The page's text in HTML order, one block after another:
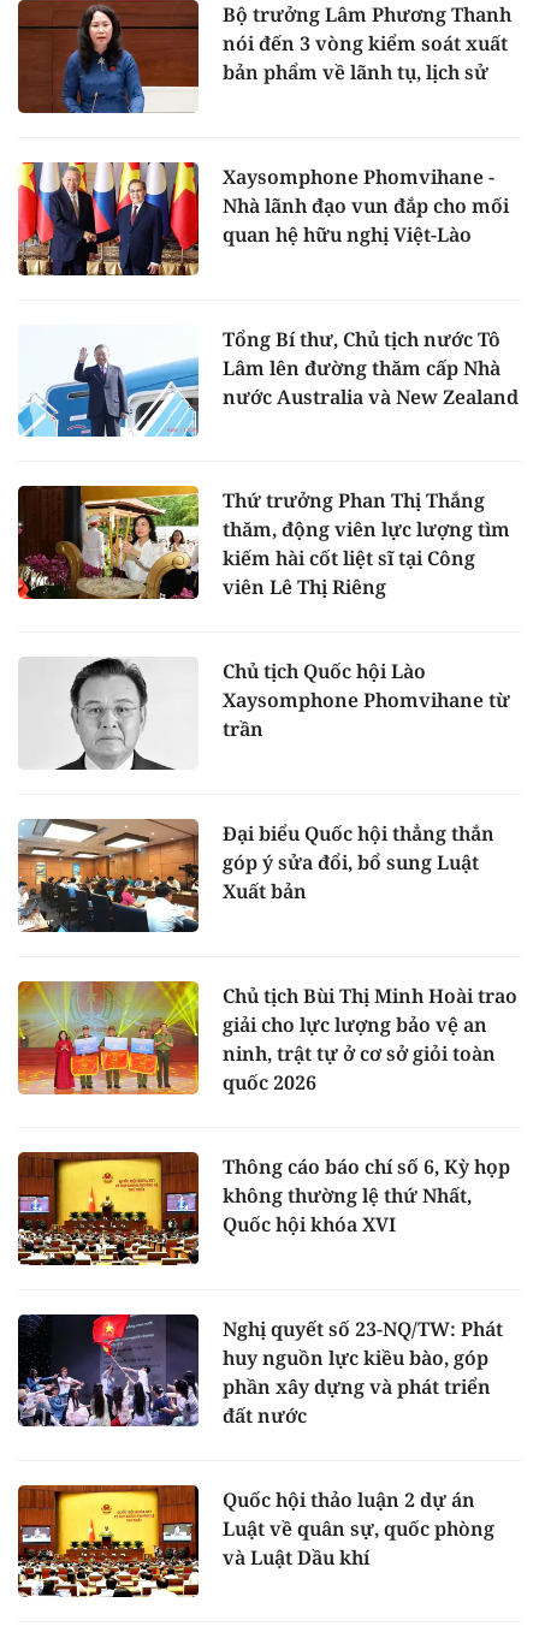
Bộ trưởng Lâm Phương Thanh
nói đến 3 vòng kiểm soát xuất
bản phẩm về lãnh tụ, lịch sử
Xaysomphone Phomvihane -
Nhà lãnh đạo vun đắp cho mối
quan hệ hữu nghị Việt-Lào
Tổng Bí thư, Chủ tịch nước Tô
Lâm lên đường thăm cấp Nhà
nước Australia và New Zealand
Thứ trưởng Phan Thị Thắng
thăm, động viên lực lượng tìm
kiếm hài cốt liệt sĩ tại Công
viên Lê Thị Riêng
Chủ tịch Quốc hội Lào
Xaysomphone Phomvihane từ
trần
Đại biểu Quốc hội thẳng thắn
góp ý sửa đổi, bổ sung Luật
Xuất bản
Chủ tịch Bùi Thị Minh Hoài trao
giải cho lực lượng bảo vệ an
ninh, trật tự ở cơ sở giỏi toàn
quốc 2026
Thông cáo báo chí số 6, Kỳ họp
không thường lệ thứ Nhất,
Quốc hội khóa XVI
Nghị quyết số 23-NQ/TW: Phát
huy nguồn lực kiều bào, góp
phần xây dựng và phát triển
đất nước
Quốc hội thảo luận 2 dự án
Luật về quân sự, quốc phòng
và Luật Dầu khí